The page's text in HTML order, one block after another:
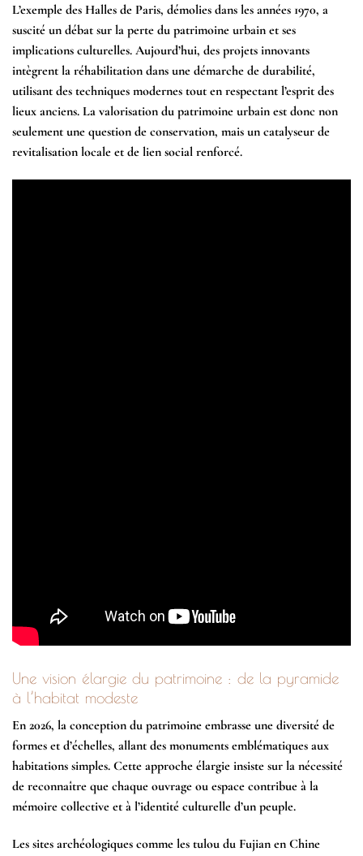
L’exemple des Halles de Paris, démolies dans les années 1970, a
suscité un débat sur la perte du patrimoine urbain et ses
implications culturelles. Aujourd’hui, des projets innovants
intègrent la réhabilitation dans une démarche de durabilité,
utilisant des techniques modernes tout en respectant l’esprit des
lieux anciens. La valorisation du patrimoine urbain est donc non
seulement une question de conservation, mais un catalyseur de
revitalisation locale et de lien social renforcé.
Une vision élargie du patrimoine : de la pyramide
à l’habitat modeste
En 2026, la conception du patrimoine embrasse une diversité de
formes et d’échelles, allant des monuments emblématiques aux
habitations simples. Cette approche élargie insiste sur la nécessité
de reconnaître que chaque ouvrage ou espace contribue à la
mémoire collective et à l’identité culturelle d’un peuple.
Les sites archéologiques comme les tulou du Fujian en Chine